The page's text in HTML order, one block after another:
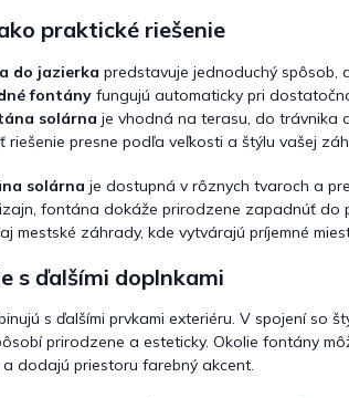
e
p
r
v
y
v
ý
u
praktické riešenie
do jazierka predstavuje jednoduchý spôsob,
fontány fungujú automaticky pri
solárna je vhodná na terasu, do trávnika
riešenie presne podľa veľkosti a štýlu vašej
solárna je dostupná v rôznych tvaroch a
fontána dokáže prirodzene zapadnúť
mestské záhrady, kde vytvárajú príjemné
s ďalšími doplnkami
s ďalšími prvkami exteriéru. V spojení so
prirodzene a esteticky. Okolie fontány
dodajú priestoru farebný akcent.